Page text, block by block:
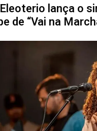
lança o
de “Vai na